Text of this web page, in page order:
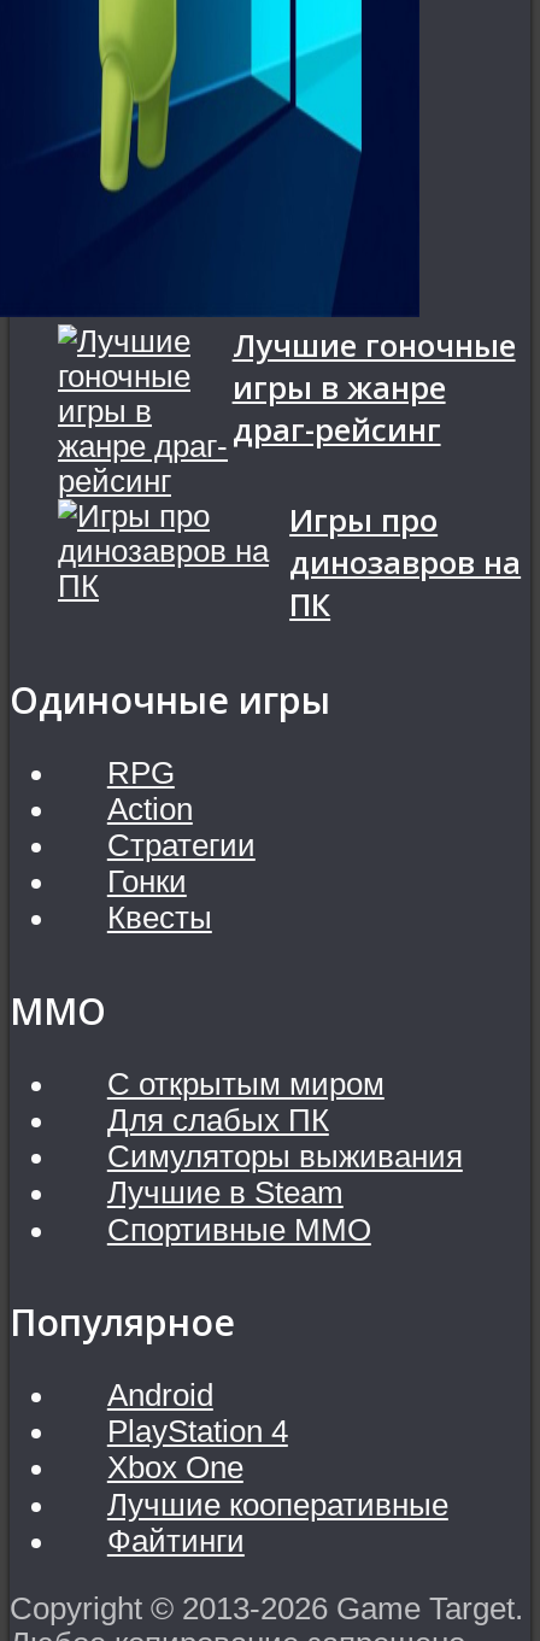
Лучшие гоночные
игры в жанре
драг-рейсинг
Игры про
динозавров на
ПК
Одиночные игры
RPG
Action
Стратегии
Гонки
Квесты
MMO
С открытым миром
Для слабых ПК
Симуляторы выживания
Лучшие в Steam
Спортивные MMO
Популярное
Android
PlayStation 4
Xbox One
Лучшие кооперативные
Файтинги
Copyright © 2013-2026 Game Target.